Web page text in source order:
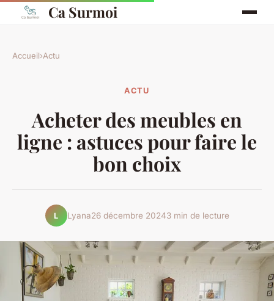
Ca Surmoi
Accueil›Actu
ACTU
Acheter des meubles en
ligne : astuces pour faire le
bon choix
L Lyana26 décembre 20243 min de lecture